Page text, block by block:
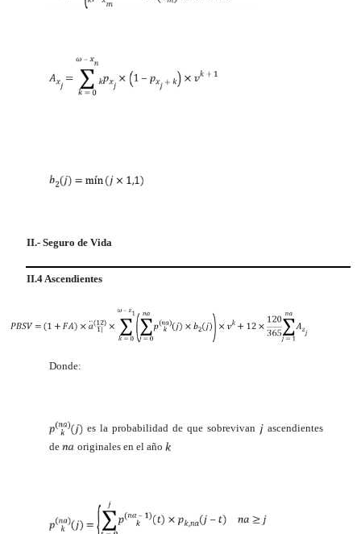
II.- Seguro de Vida
II.4 Ascendientes
Donde:
es la probabilidad de que sobrevivan
ascendientes
de
originales en el año